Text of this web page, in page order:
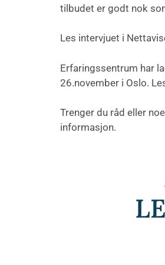
tilbudet er godt nok
Les intervjuet i
Erfaringssentrum har
26.november i Oslo.
Trenger du råd eller
informasjon.